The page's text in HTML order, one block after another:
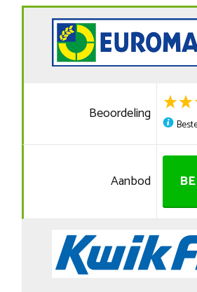
Beoordeling
Aanbod